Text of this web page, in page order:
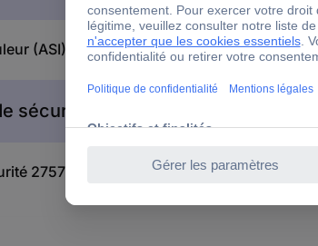
(ASI) Online USV X3000R 3000 VA
sécurité
2757398 Onduleur (ASI) Online USV